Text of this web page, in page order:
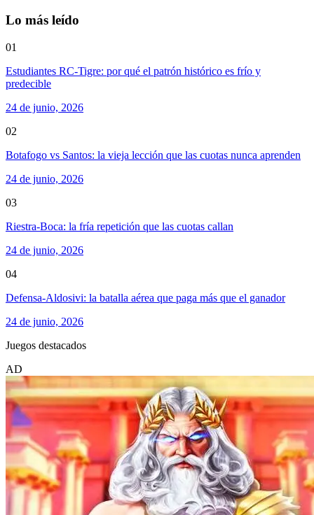
Lo más leído
01
Estudiantes RC-Tigre: por qué el patrón histórico es frío y
predecible
24 de junio, 2026
02
Botafogo vs Santos: la vieja lección que las cuotas nunca aprenden
24 de junio, 2026
03
Riestra-Boca: la fría repetición que las cuotas callan
24 de junio, 2026
04
Defensa-Aldosivi: la batalla aérea que paga más que el ganador
24 de junio, 2026
Juegos destacados
AD